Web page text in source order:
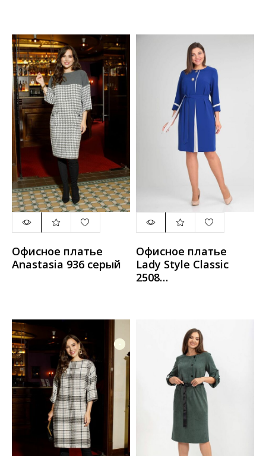
Офисное платье
Anastasia 936 серый
Офисное платье
Lady Style Classic
2508